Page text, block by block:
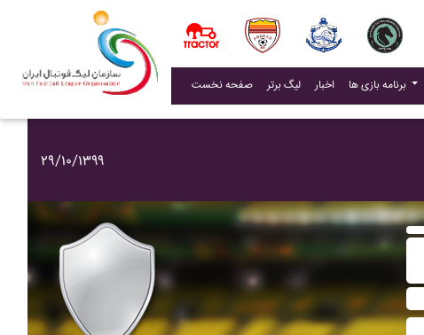
صفحه نخست لیگ برتر اخبار(current) برنامه بازی ها
۲۹/۱۰/۱۳۹۹